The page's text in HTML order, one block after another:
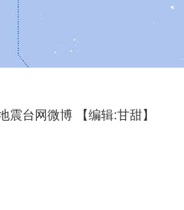
震台网微博 【编辑:甘甜】